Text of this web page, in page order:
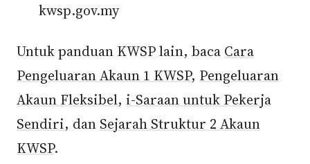
kwsp.gov.my
Untuk panduan KWSP lain, baca Cara
Pengeluaran Akaun 1 KWSP, Pengeluaran
Akaun Fleksibel, i-Saraan untuk Pekerja
Sendiri, dan Sejarah Struktur 2 Akaun
KWSP.